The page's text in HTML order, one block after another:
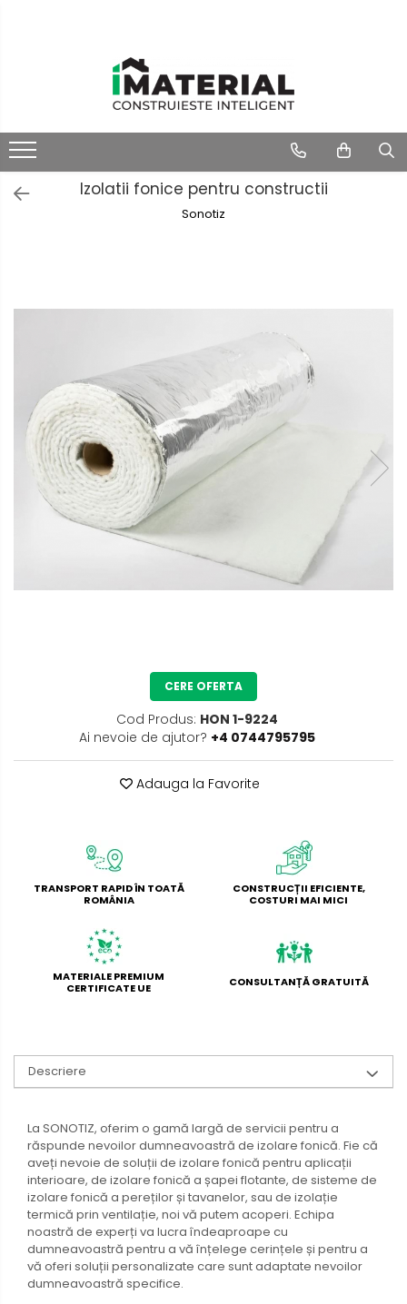
Izolatii fonice pentru constructii
Sonotiz
CERE OFERTA
Cod Produs: HON 1-9224
Ai nevoie de ajutor? +4 0744795795
Adauga la Favorite
TRANSPORT RAPID ÎN TOATĂ
ROMÂNIA
CONSTRUCȚII EFICIENTE,
COSTURI MAI MICI
MATERIALE PREMIUM
CERTIFICATE UE
CONSULTANȚĂ GRATUITĂ
Descriere
La SONOTIZ, oferim o gamă largă de servicii pentru a
răspunde nevoilor dumneavoastră de izolare fonică. Fie că
aveți nevoie de soluții de izolare fonică pentru aplicații
interioare, de izolare fonică a șapei flotante, de sisteme de
izolare fonică a pereților și tavanelor, sau de izolație
termică prin ventilație, noi vă putem acoperi. Echipa
noastră de experți va lucra îndeaproape cu
dumneavoastră pentru a vă înțelege cerințele și pentru a
vă oferi soluții personalizate care sunt adaptate nevoilor
dumneavoastră specifice.